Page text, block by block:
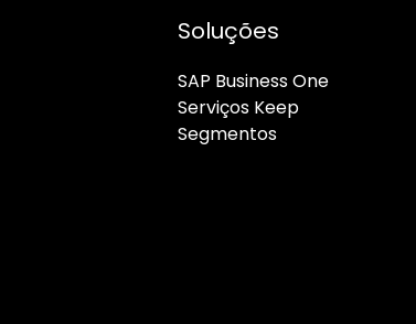
Soluções
SAP Business One
Serviços Keep
Segmentos